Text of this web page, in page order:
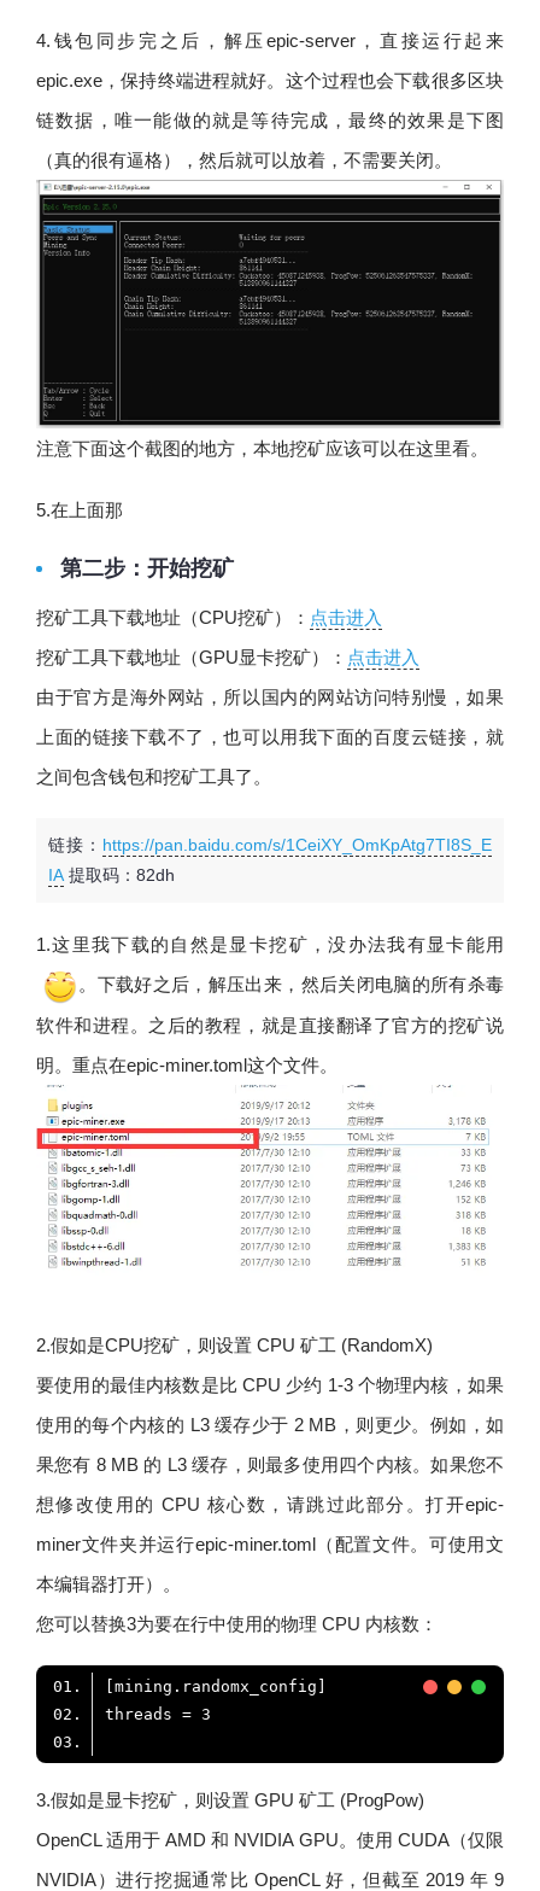
4.钱包同步完之后，解压epic-server，直接运行起来
epic.exe，保持终端进程就好。这个过程也会下载很多区块
链数据，唯一能做的就是等待完成，最终的效果是下图
（真的很有逼格），然后就可以放着，不需要关闭。
注意下面这个截图的地方，本地挖矿应该可以在这里看。
5.在上面那
第二步：开始挖矿
挖矿工具下载地址（CPU挖矿）： 点击进入
挖矿工具下载地址（GPU显卡挖矿）： 点击进入
由于官方是海外网站，所以国内的网站访问特别慢，如果
上面的链接下载不了，也可以用我下面的百度云链接，就
之间包含钱包和挖矿工具了。
链接： https://pan.baidu.com/s/1CeiXY_OmKpAtg7TI8S_E
IA提取码：82dh
1.这里我下载的自然是显卡挖矿，没办法我有显卡能用
。下载好之后，解压出来，然后关闭电脑的所有杀毒
软件和进程。之后的教程，就是直接翻译了官方的挖矿说
明。重点在epic-miner.toml这个文件。
2.假如是CPU挖矿，则设置 CPU 矿工 (RandomX)
要使用的最佳内核数是比 CPU 少约 1-3 个物理内核，如果
使用的每个内核的 L3 缓存少于 2 MB，则更少。例如，如
果您有 8 MB 的 L3 缓存，则最多使用四个内核。如果您不
想修改使用的 CPU 核心数，请跳过此部分。打开epic-
miner文件夹并运行epic-miner.toml（配置文件。可使用文
本编辑器打开）。
您可以替换3为要在行中使用的物理 CPU 内核数：
3.假如是显卡挖矿，则设置 GPU 矿工 (ProgPow)
OpenCL 适用于 AMD 和 NVIDIA GPU。使用 CUDA（仅限
NVIDIA）进行挖掘通常比 OpenCL 好，但截至 2019 年 9